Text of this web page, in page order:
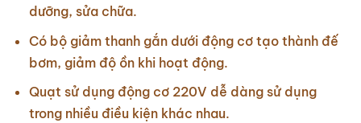
dưỡng, sửa chữa.
Có bộ giảm thanh gắn dưới động cơ tạo thành đế
bơm, giảm độ ồn khi hoạt động.
Quạt sử dụng động cơ 220V dễ dàng sử dụng
trong nhiều điều kiện khác nhau.